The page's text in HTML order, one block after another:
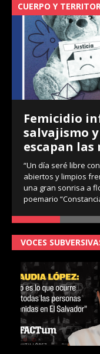
CUERPO Y
Femicidio
salvajismo
escapan
“Un día seré libre
abiertos y limpios
una gran sonrisa a
poemario
VOCES